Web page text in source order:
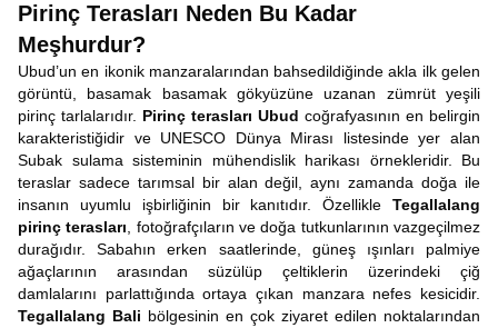
Pirinç Terasları Neden Bu Kadar
Meşhurdur?
Ubud’un en ikonik manzaralarından bahsedildiğinde akla ilk gelen
görüntü, basamak basamak gökyüzüne uzanan zümrüt yeşili
pirinç tarlalarıdır. Pirinç terasları Ubud coğrafyasının en belirgin
karakteristiğidir ve UNESCO Dünya Mirası listesinde yer alan
Subak sulama sisteminin mühendislik harikası örnekleridir. Bu
teraslar sadece tarımsal bir alan değil, aynı zamanda doğa ile
insanın uyumlu işbirliğinin bir kanıtıdır. Özellikle Tegallalang
pirinç terasları , fotoğrafçıların ve doğa tutkunlarının vazgeçilmez
durağıdır. Sabahın erken saatlerinde, güneş ışınları palmiye
ağaçlarının arasından süzülüp çeltiklerin üzerindeki çiğ
damlalarını parlattığında ortaya çıkan manzara nefes kesicidir.
Tegallalang Bali bölgesinin en çok ziyaret edilen noktalarından